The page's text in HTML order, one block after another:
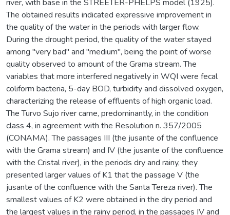
river, with base in the STREETER-PHELPS model (1925).
The obtained results indicated expressive improvement in
the quality of the water in the periods with larger flow.
During the drought period, the quality of the water stayed
among "very bad" and "medium", being the point of worse
quality observed to amount of the Grama stream. The
variables that more interfered negatively in WQI were fecal
coliform bacteria, 5-day BOD, turbidity and dissolved oxygen,
characterizing the release of effluents of high organic load.
The Turvo Sujo river came, predominantly, in the condition
class 4, in agreement with the Resolution n. 357/2005
(CONAMA). The passages III (the jusante of the confluence
with the Grama stream) and IV (the jusante of the confluence
with the Cristal river), in the periods dry and rainy, they
presented larger values of K1 that the passage V (the
jusante of the confluence with the Santa Tereza river). The
smallest values of K2 were obtained in the dry period and
the largest values in the rainy period, in the passages IV and